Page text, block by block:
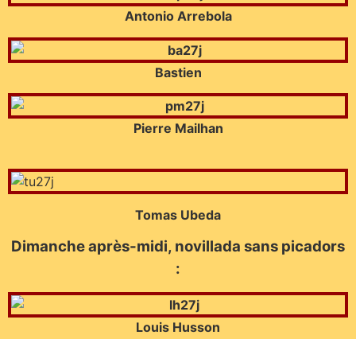
Antonio Arrebola
Bastien
Pierre Mailhan
Tomas Ubeda
Dimanche après-midi, novillada sans picadors
:
Louis Husson